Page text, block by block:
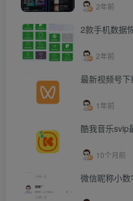
2年前
2款手机数据
2年前
最新视频号
1年前
酷我音乐svip
10个月前
微信昵称小